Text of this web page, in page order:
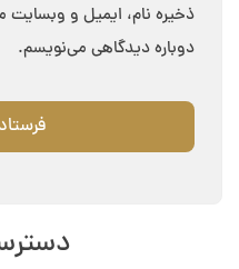
ذخیره نام، ایمیل و وبسایت
دوباره دیدگاهی می‌نویسم.